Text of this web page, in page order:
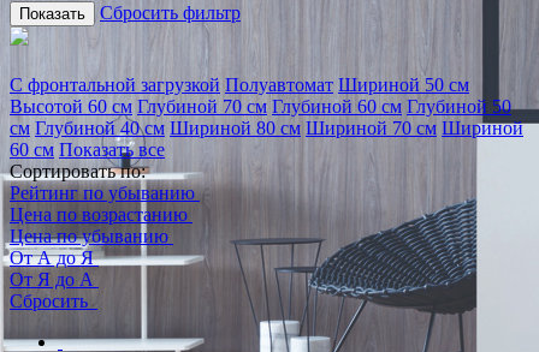
Показать Сбросить фильтр
С фронтальной загрузкой Полуавтомат Шириной 50 см
Высотой 60 см Глубиной 70 см Глубиной 60 см Глубиной 50
см Глубиной 40 см Шириной 80 см Шириной 70 см Шириной
60 см Показать все
Сортировать по:
Рейтинг по убыванию
Цена по возрастанию
Цена по убыванию
От А до Я
От Я до А
Сбросить